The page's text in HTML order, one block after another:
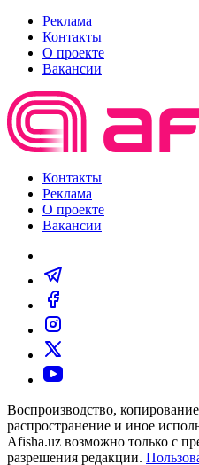
Реклама
Контакты
О проекте
Вакансии
Контакты
Реклама
О проекте
Вакансии
Воспроизводство,
распространение и иное
Afisha.uz возможно только с
разрешения редакции.